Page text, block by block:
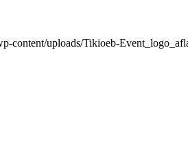
content/uploads/Tikioeb-